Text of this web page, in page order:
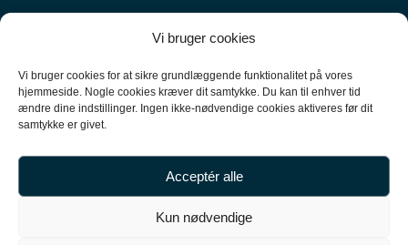
Vi bruger cookies
Vi bruger cookies for at sikre grundlæggende funktionalitet på vores
hjemmeside. Nogle cookies kræver dit samtykke. Du kan til enhver tid
ændre dine indstillinger. Ingen ikke-nødvendige cookies aktiveres før dit
samtykke er givet.
Acceptér alle
Kun nødvendige
+45 61 10 52 10
hello@carpal.dk
Tonsbakken 16